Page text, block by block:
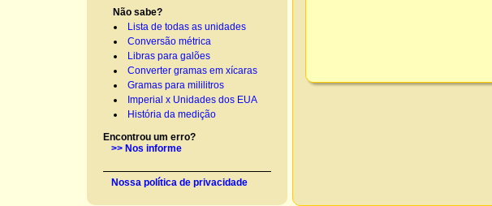
Não sabe?
Lista de todas as unidades
Conversão métrica
Libras para galões
Converter gramas em xícaras
Gramas para mililitros
Imperial x Unidades dos EUA
História da medição
Encontrou um erro?
>> Nos informe
Nossa política de privacidade